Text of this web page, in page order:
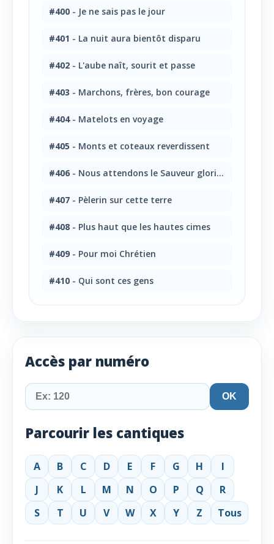
Accès par numéro
OK
Parcourir les cantiques
A B C D E F G H
I
J
K L M N O P Q
R
S
T U V W X Y Z Tous
#400 - Je ne sais pas le jour
#401 - La nuit aura bientôt disparu
#402 - L'aube naît, sourit et passe
#403 - Marchons, frères, bon courage
#404- Matelots en voyage
#405 - Monts et coteaux reverdissent
#406 - Nous attendons le Sauveur glorieux!
#407 - Pèlerin sur cette terre
#408 - Plus haut que les hautes cimes
#409 - Pour moi Chrétien
#410 - Qui sont ces gens